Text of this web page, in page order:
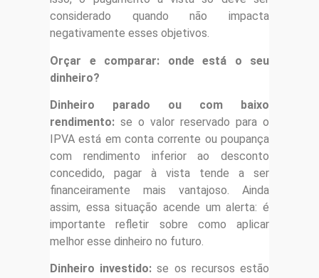
considerado quando não impacta
negativamente esses objetivos.
Orçar e comparar: onde está o seu
dinheiro?
Dinheiro parado ou com baixo
rendimento: se o valor reservado para o
IPVA está em conta corrente ou poupança
com rendimento inferior ao desconto
concedido, pagar à vista tende a ser
financeiramente mais vantajoso. Ainda
assim, essa situação acende um alerta: é
importante refletir sobre como aplicar
melhor esse dinheiro no futuro.
Dinheiro investido: se os recursos estão